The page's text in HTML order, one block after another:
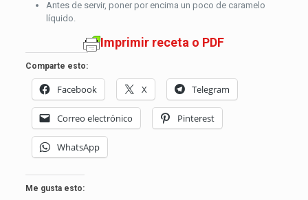
Antes de servir, poner por encima un poco de caramelo
líquido.
Imprimir receta o PDF
Comparte esto:
Facebook X Telegram
Correo electrónico Pinterest
WhatsApp
Me gusta esto: